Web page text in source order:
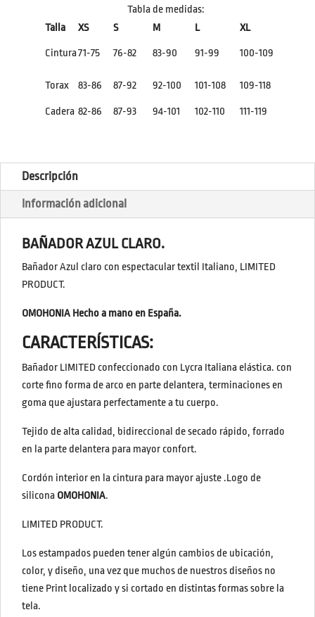
Tabla de medidas:
Talla
XS S M L XL
Cintura71-75 76-82 83-90 91-99 100-109
Torax 83-86 87-92 92-100 101-108 109-118
Cadera 82-86 87-93 94-101 102-110 111-119
Descripción
Información adicional
BAÑADOR AZUL CLARO.
Bañador Azul claro con espectacular textil Italiano, LIMITED
PRODUCT.
OMOHONIA Hecho a mano en España.
CARACTERÍSTICAS:
Bañador LIMITED confeccionado con Lycra Italiana elástica. con
corte fino forma de arco en parte delantera, terminaciones en
goma que ajustara perfectamente a tu cuerpo.
Tejido de alta calidad, bidireccional de secado rápido, forrado
en la parte delantera para mayor confort.
Cordón interior en la cintura para mayor ajuste .Logo de
silicona OMOHONIA.
LIMITED PRODUCT.
Los estampados pueden tener algún cambios de ubicación,
color, y diseño, una vez que muchos de nuestros diseños no
tiene Print localizado y si cortado en distintas formas sobre la
tela.